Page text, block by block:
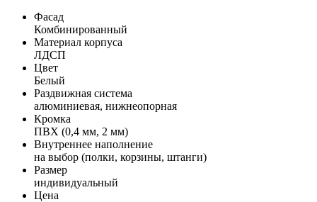
Фасад
Комбинированный
Материал корпуса
ЛДСП
Цвет
Белый
Раздвижная система
алюминиевая, нижнеопорная
Кромка
ПВХ (0,4 мм, 2 мм)
Внутреннее наполнение
на выбор (полки, корзины, штанги)
Размер
индивидуальный
Цена